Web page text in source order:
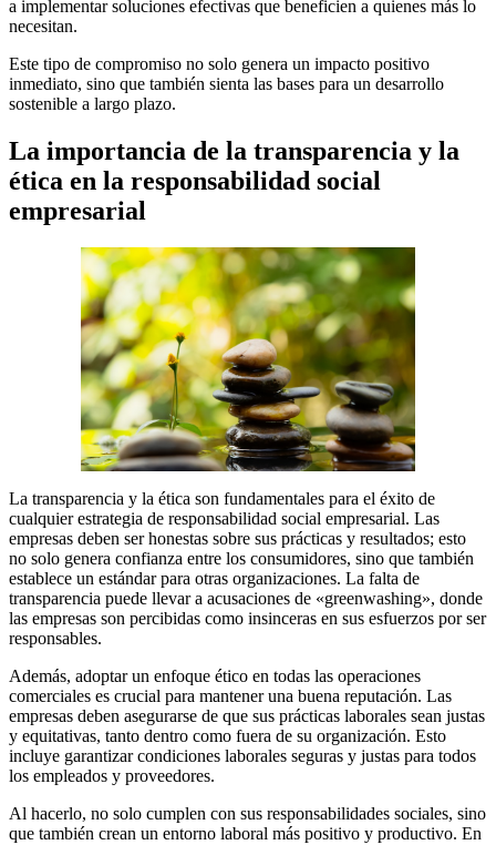
a implementar soluciones efectivas que beneficien a quienes más lo
necesitan.
Este tipo de compromiso no solo genera un impacto positivo
inmediato, sino que también sienta las bases para un desarrollo
sostenible a largo plazo.
La importancia de la transparencia y la
ética en la responsabilidad social
empresarial
La transparencia y la ética son fundamentales para el éxito de
cualquier estrategia de responsabilidad social empresarial. Las
empresas deben ser honestas sobre sus prácticas y resultados; esto
no solo genera confianza entre los consumidores, sino que también
establece un estándar para otras organizaciones. La falta de
transparencia puede llevar a acusaciones de «greenwashing», donde
las empresas son percibidas como insinceras en sus esfuerzos por ser
responsables.
Además, adoptar un enfoque ético en todas las operaciones
comerciales es crucial para mantener una buena reputación. Las
empresas deben asegurarse de que sus prácticas laborales sean justas
y equitativas, tanto dentro como fuera de su organización. Esto
incluye garantizar condiciones laborales seguras y justas para todos
los empleados y proveedores.
Al hacerlo, no solo cumplen con sus responsabilidades sociales, sino
que también crean un entorno laboral más positivo y productivo. En